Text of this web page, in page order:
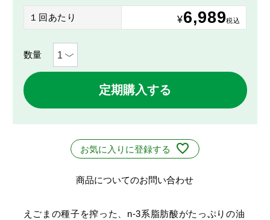
１回あたり ¥6,989税込
定期購入する
お気に入りに登録する
商品についてのお問い合わせ
えごまの種子を搾った、n-3系脂肪酸がたっぷりの油